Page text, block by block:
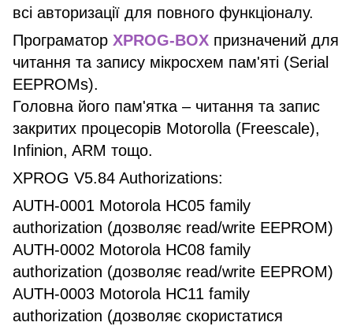
всі авторизації для повного функціоналу.
Програматор XPROG-BOX призначений для
читання та запису мікросхем пам'яті (Serial
EEPROMs).
Головна його пам'ятка – читання та запис
закритих процесорів Motorolla (Freescale),
Infinion, ARM тощо.
XPROG V5.84 Authorizations:
AUTH-0001 Motorola HC05 family
authorization (дозволяє read/write EEPROM)
AUTH-0002 Motorola HC08 family
authorization (дозволяє read/write EEPROM)
AUTH-0003 Motorola HC11 family
authorization (дозволяє скористатися